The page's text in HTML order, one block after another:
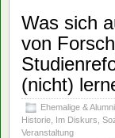
Was sich
von
(nicht)
Ehemalige & Alumni
Historie Im Diskurs
Veranstaltung